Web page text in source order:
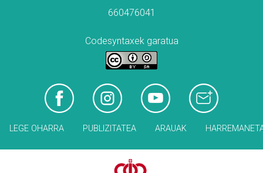
660476041
Codesyntaxek garatua
LEGE OHARRA PUBLIZITATEA ARAUAK